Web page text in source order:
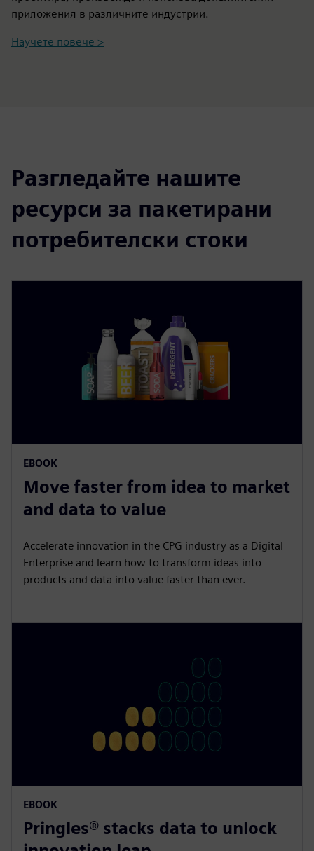
приложения в различните индустрии.
Научете повече >
Разгледайте нашите
ресурси за пакетирани
потребителски стоки
EBOOK
Move faster from idea to market
and data to value​
Accelerate innovation in the CPG industry as a Digital
Enterprise and learn how to transform ideas into
products and data into value faster than ever.
EBOOK
Pringles® stacks data to unlock